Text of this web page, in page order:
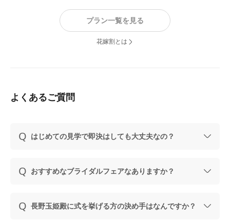
プラン一覧を見る
花嫁割とは
よくあるご質問
はじめての見学で即決はしても大丈夫なの？
おすすめなブライダルフェアなありますか？
長野玉姫殿に式を挙げる方の決め手はなんですか？